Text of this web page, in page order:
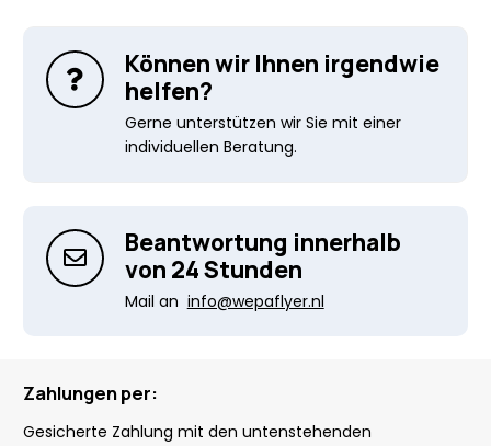
Können wir Ihnen irgendwie
helfen?
Gerne unterstützen wir Sie mit einer
individuellen Beratung.
Beantwortung innerhalb
von 24 Stunden
Mail an info@wepaflyer.nl
Zahlungen per:
Gesicherte Zahlung mit den untenstehenden